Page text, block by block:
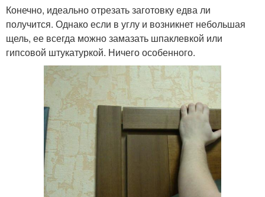
Конечно, идеально отрезать заготовку едва ли
получится. Однако если в углу и возникнет небольшая
щель, ее всегда можно замазать шпаклевкой или
гипсовой штукатуркой. Ничего особенного.